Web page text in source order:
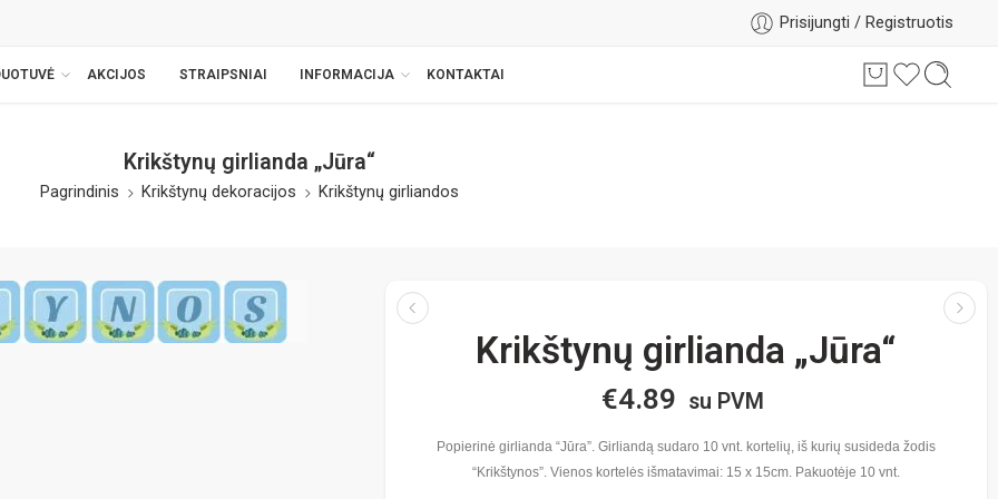
Prisijungti / Registruotis
AKCIJOS STRAIPSNIAI INFORMACIJA KONTAKTAI
Krikštynų girlianda „Jūra“
Pagrindinis Krikštynų dekoracijos Krikštynų girliandos
Krikštynų girlianda „Jūra“
€4.89 su PVM
Popierinė girlianda “Jūra”. Girliandą sudaro 10 vnt. kortelių, iš kurių susideda žodis
“Krikštynos”. Vienos kortelės išmatavimai: 15 x 15cm. Pakuotėje 10 vnt.